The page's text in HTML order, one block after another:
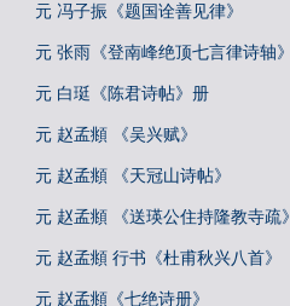
元 冯子振《题国诠善见律》
元 张雨《登南峰绝顶七言律诗轴》
元 白珽《陈君诗帖》册
元 赵孟頫 《吴兴赋》
元 赵孟頫 《天冠山诗帖》
元 赵孟頫 《送瑛公住持隆教寺疏》
元 赵孟頫 行书《杜甫秋兴八首》
元 赵孟頫《七绝诗册》